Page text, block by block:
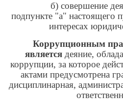
б) совершение
подпункте "а" настоящего
интересах
Коррупционным
является деяние,
коррупции, за которое
актами предусмотрена
дисциплинарная,